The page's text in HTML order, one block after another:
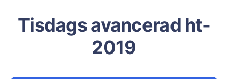
Tisdags avancerad ht-
2019